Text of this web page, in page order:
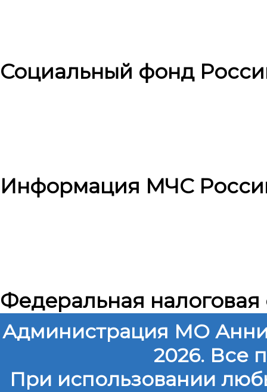
Социальный фонд
Информация МЧС
Федеральная налоговая
Администрация МО
2026. Все
При использовании